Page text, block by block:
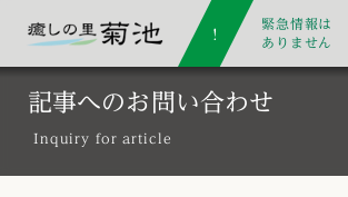
緊急情報は
ありません
記事へのお問い合わせ
Inquiry for article